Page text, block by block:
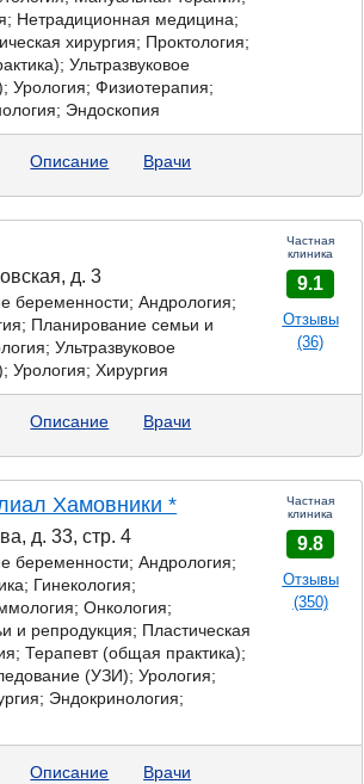
Нетрадиционная медицина;
хирургия; Проктология;
Ультразвуковое
Урология; Физиотерапия;
Эндоскопия
Описание Врачи
д. 3
беременности; Андрология;
Планирование семьи и
Ультразвуковое
Урология; Хирургия
Частная
клиника
9.1
Отзывы
(36)
Описание Врачи
Хамовники *
д. 33, стр. 4
беременности; Андрология;
Гинекология;
Онкология;
и репродукция; Пластическая
Терапевт (общая практика);
(УЗИ); Урология;
Эндокринология;
Частная
клиника
9.8
Отзывы
(350)
Описание Врачи